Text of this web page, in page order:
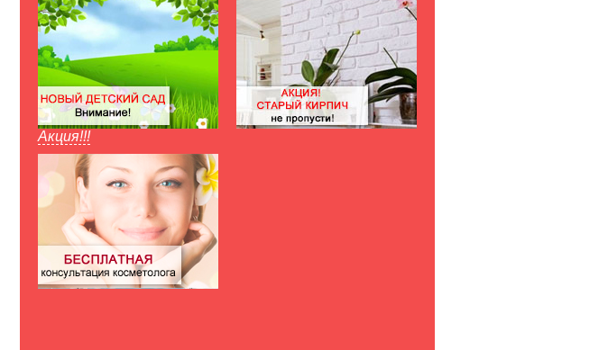
Акция!!!